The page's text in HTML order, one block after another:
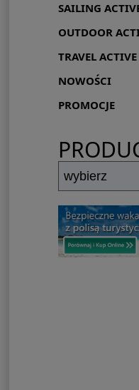
SAILING
OUTDOOR
TRAVEL ACTIVE
NOWOŚCI
PROMOCJE